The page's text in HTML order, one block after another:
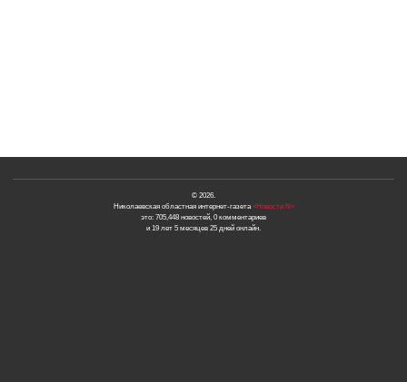
© 2026.
Николаевская областная интернет-газета«Новости N»
это: 705,448 новостей, 0 комментариев
и 19 лет 5 месяцев 25 дней онлайн.